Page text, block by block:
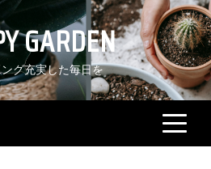
GARDEN
グ充実した毎日を